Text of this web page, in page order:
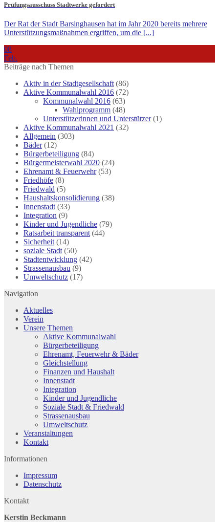
Prüfungsausschuss Stadtwerke gefordert
Der Rat der Stadt Barsinghausen hat im Jahr 2020 bereits mehrere
Unterstützungsmaßnahmen ergriffen, um die [...]
08
Feb.
Beiträge nach Themen
Aktiv in der Stadtgesellschaft (86)
Aktive Kommunalwahl 2016 (72)
Kommunalwahl 2016 (63)
Wahlprogramm (48)
Unterstützerinnen und Unterstützer(1)
Aktive Kommunalwahl 2021 (32)
Allgemein (303)
Bäder(12)
Bürgerbeteiligung (84)
Bürgermeisterwahl 2020 (24)
Ehrenamt & Feuerwehr(53)
Friedhöfe (8)
Friedwald (5)
Haushaltskonsolidierung (38)
Innenstadt (33)
Integration (9)
Kinder und Jugendliche (79)
Ratsarbeit transparent (44)
Sicherheit (14)
soziale Stadt (50)
Stadtentwicklung (42)
Strassenausbau (9)
Umweltschutz (17)
Navigation
Aktuelles
Verein
Unsere Themen
Aktive Kommunalwahl
Bürgerbeteiligung
Ehrenamt, Feuerwehr & Bäder
Gleichstellung
Finanzen und Haushalt
Innenstadt
Integration
Kinder und Jugendliche
Soziale Stadt & Friedwald
Strassenausbau
Umweltschutz
Veranstaltungen
Kontakt
Informationen
Impressum
Datenschutz
Kontakt
Kerstin Beckmann